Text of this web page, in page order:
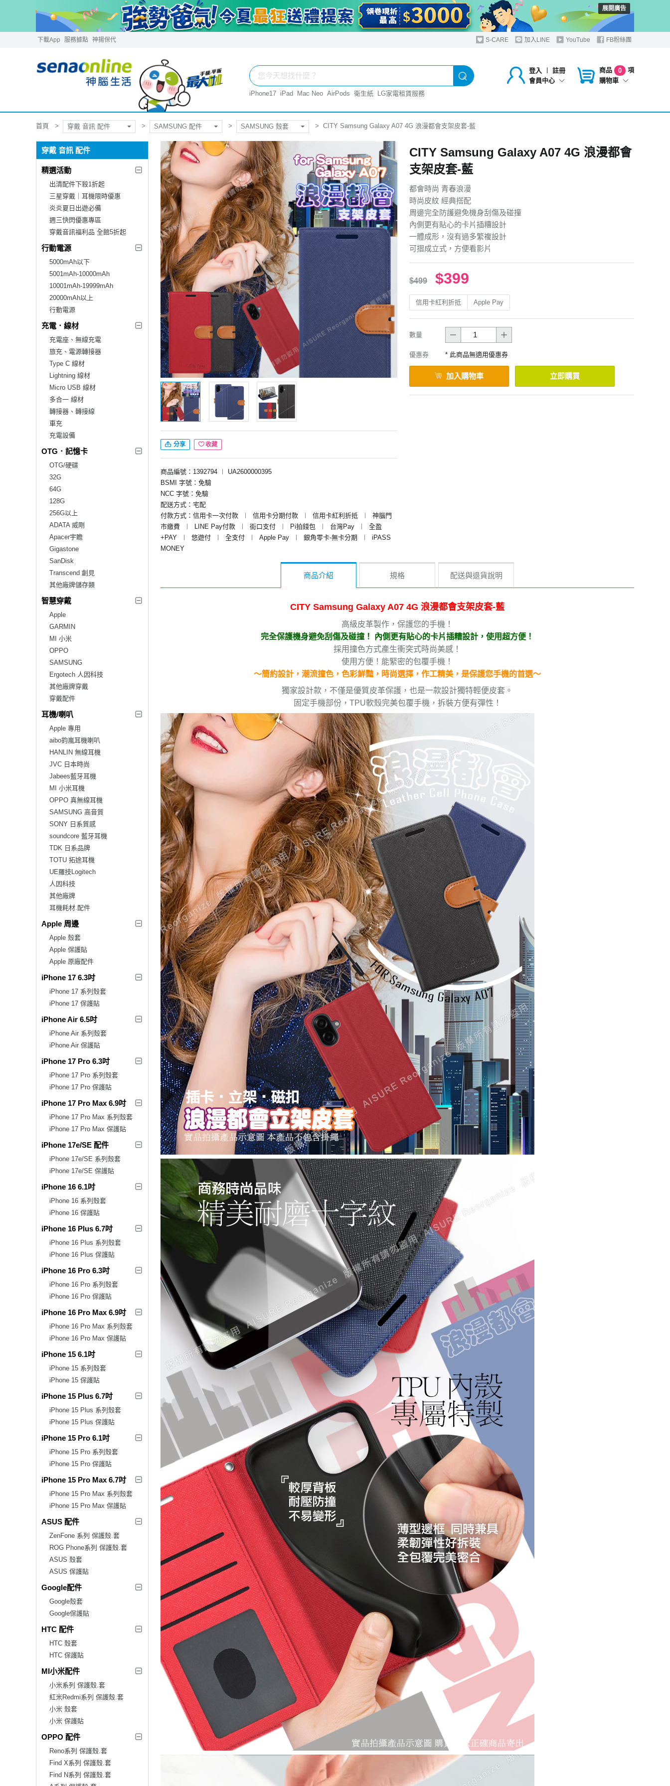
展開廣告
下載App 服務據點 神揚保代 S-CARE 加入LINE YouTube FB粉絲團
登入 ︱
註冊
會員中心
商品 0
項
購物車
iPhone17 iPad Mac Neo AirPods 衛生紙 LG家電租賃服務
首頁 穿戴 音訊 配件 SAMSUNG 配件 SAMSUNG 殼套 CITY Samsung Galaxy A07 4G 浪漫都會支架皮套-藍
穿戴 音訊 配件
精選活動
出清配件下殺1折起
三星穿戴｜耳機限時優惠
炎炎夏日出遊必備
週三快閃優惠專區
穿戴音訊福利品 全館5折起
行動電源
5000mAh以下
5001mAh-10000mAh
10001mAh-19999mAh
20000mAh以上
行動電源
充電．線材
充電座、無線充電
旅充、電源轉接器
Type C 線材
Lightning 線材
Micro USB 線材
多合一 線材
轉接器、轉接線
車充
充電設備
OTG．記憶卡
OTG/硬碟
32G
64G
128G
256G以上
ADATA 威剛
Apacer宇瞻
Gigastone
SanDisk
Transcend 創見
其他廠牌儲存類
智慧穿戴
Apple
GARMIN
MI 小米
OPPO
SAMSUNG
Ergotech 人因科技
其他廠牌穿戴
穿戴配件
耳機/喇叭
Apple 專用
aibo鈞嵐耳機喇叭
HANLIN 無線耳機
JVC 日本時尚
Jabees藍牙耳機
MI 小米耳機
OPPO 真無線耳機
SAMSUNG 高音質
SONY 日系質感
soundcore 藍牙耳機
TDK 日系品牌
TOTU 拓途耳機
UE羅技Logitech
人因科技
其他廠牌
耳機耗材.配件
Apple 周邊
Apple 殼套
Apple 保護貼
Apple 原廠配件
iPhone 17 6.3吋
iPhone 17 系列殼套
iPhone 17 保護貼
iPhone Air 6.5吋
iPhone Air 系列殼套
iPhone Air 保護貼
iPhone 17 Pro 6.3吋
iPhone 17 Pro 系列殼套
iPhone 17 Pro 保護貼
iPhone 17 Pro Max 6.9吋
iPhone 17 Pro Max 系列殼套
iPhone 17 Pro Max 保護貼
iPhone 17e/SE 配件
iPhone 17e/SE 系列殼套
iPhone 17e/SE 保護貼
iPhone 16 6.1吋
iPhone 16 系列殼套
iPhone 16 保護貼
iPhone 16 Plus 6.7吋
iPhone 16 Plus 系列殼套
iPhone 16 Plus 保護貼
iPhone 16 Pro 6.3吋
iPhone 16 Pro 系列殼套
iPhone 16 Pro 保護貼
iPhone 16 Pro Max 6.9吋
iPhone 16 Pro Max 系列殼套
iPhone 16 Pro Max 保護貼
iPhone 15 6.1吋
iPhone 15 系列殼套
iPhone 15 保護貼
iPhone 15 Plus 6.7吋
iPhone 15 Plus 系列殼套
iPhone 15 Plus 保護貼
iPhone 15 Pro 6.1吋
iPhone 15 Pro 系列殼套
iPhone 15 Pro 保護貼
iPhone 15 Pro Max 6.7吋
iPhone 15 Pro Max 系列殼套
iPhone 15 Pro Max 保護貼
ASUS 配件
ZenFone 系列 保護殼.套
ROG Phone系列 保護殼.套
ASUS 殼套
ASUS 保護貼
Google配件
Google殼套
Google保護貼
HTC 配件
HTC 殼套
HTC 保護貼
MI小米配件
小米系列 保護殼.套
紅米Redmi系列 保護殼.套
小米 殼套
小米 保護貼
OPPO 配件
Reno系列 保護殼.套
Find X系列 保護殼.套
Find N系列 保護殼.套
分享 收藏
商品編號：1392794 ︱
UA2600000395
BSMI 字號：免驗
NCC 字號：免驗
配送方式：宅配
付款方式：信用卡一次付款
︱ 信用卡分期付款 ︱ 信用卡紅利折抵 ︱
神腦門
市繳費
︱ LINE Pay付款 ︱ 街口支付 ︱ Pi拍錢包 ︱ 台灣Pay ︱
全盈
+PAY
︱ 悠遊付 ︱ 全支付 ︱ Apple Pay ︱ 銀角零卡-無卡分期 ︱
iPASS
MONEY
CITY Samsung Galaxy A07 4G 浪漫都會
支架皮套-藍
都會時尚 青春浪漫
時尚皮紋 經典搭配
周邊完全防護避免機身刮傷及碰撞
內側更有貼心的卡片插糟設計
一體成形，沒有過多繁複設計
可摺成立式，方便看影片
$499 $399
信用卡紅利折抵 Apple Pay
數量
優惠券 * 此商品無適用優惠券
加入購物車 立即購買
商品介紹 規格 配送與退貨說明
CITY Samsung Galaxy A07 4G 浪漫都會支架皮套-藍
高級皮革製作，保護您的手機！
完全保護機身避免刮傷及碰撞！ 內側更有貼心的卡片插糟設計，使用超方便！
採用撞色方式產生衝突式時尚美感！
使用方便！能緊密的包覆手機！
～簡約設計，潮流撞色，色彩鮮豔，時尚選擇，作工精美，是保護您手機的首選～
獨家設計款，不僅是優質皮革保護，也是一款設計獨特輕便皮套。
固定手機部份，TPU軟殼完美包覆手機，拆裝方便有彈性！